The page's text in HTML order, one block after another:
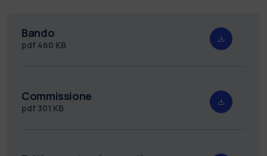
Bando
pdf 460 KB
Commissione
pdf 301 KB